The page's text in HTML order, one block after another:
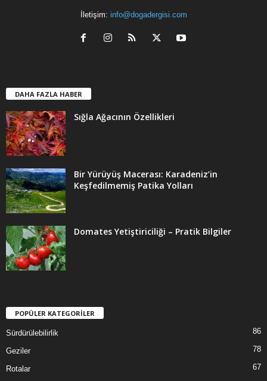
İletişim: info@dogadergisi.com
DAHA FAZLA HABER
Sığla Ağacının Özellikleri
Bir Yürüyüş Macerası: Karadeniz’in
Keşfedilmemiş Patika Yolları
Domates Yetiştiriciliği – Pratik Bilgiler
POPÜLER KATEGORİLER
Sürdürülebilirlik 86
Geziler 78
Rotalar
67